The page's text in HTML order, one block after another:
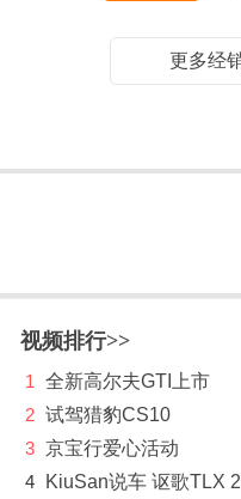
更多经
视频排行>>
1
全新高尔夫GTI上市
2 试驾猎豹CS10
3 京宝行爱心活动
4
KiuSan说车 讴歌TLX